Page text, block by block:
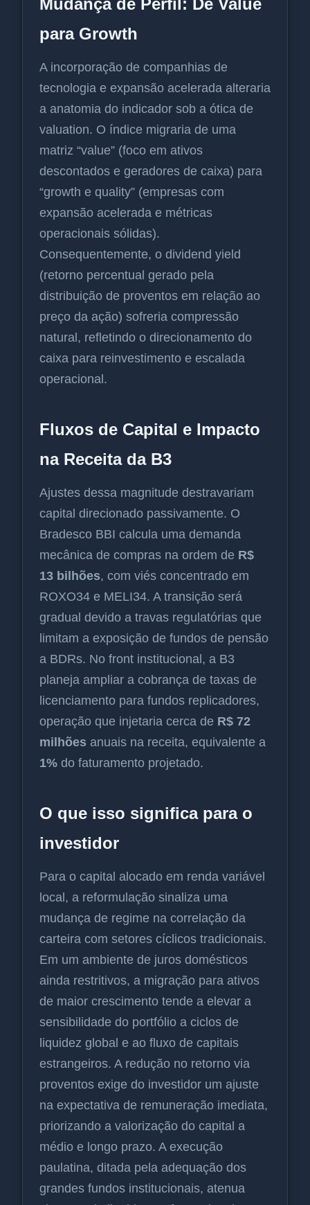
Mudança de Perfil: De Value
para Growth
A incorporação de companhias de
tecnologia e expansão acelerada alteraria
a anatomia do indicador sob a ótica de
valuation. O índice migraria de uma
matriz “value” (foco em ativos
descontados e geradores de caixa) para
“growth e quality” (empresas com
expansão acelerada e métricas
operacionais sólidas).
Consequentemente, o dividend yield
(retorno percentual gerado pela
distribuição de proventos em relação ao
preço da ação) sofreria compressão
natural, refletindo o direcionamento do
caixa para reinvestimento e escalada
operacional.
Fluxos de Capital e Impacto
na Receita da B3
Ajustes dessa magnitude destravariam
capital direcionado passivamente. O
Bradesco BBI calcula uma demanda
mecânica de compras na ordem de R$
13 bilhões, com viés concentrado em
ROXO34 e MELI34. A transição será
gradual devido a travas regulatórias que
limitam a exposição de fundos de pensão
a BDRs. No front institucional, a B3
planeja ampliar a cobrança de taxas de
licenciamento para fundos replicadores,
operação que injetaria cerca de R$ 72
milhões anuais na receita, equivalente a
1% do faturamento projetado.
O que isso significa para o
investidor
Para o capital alocado em renda variável
local, a reformulação sinaliza uma
mudança de regime na correlação da
carteira com setores cíclicos tradicionais.
Em um ambiente de juros domésticos
ainda restritivos, a migração para ativos
de maior crescimento tende a elevar a
sensibilidade do portfólio a ciclos de
liquidez global e ao fluxo de capitais
estrangeiros. A redução no retorno via
proventos exige do investidor um ajuste
na expectativa de remuneração imediata,
priorizando a valorização do capital a
médio e longo prazo. A execução
paulatina, ditada pela adequação dos
grandes fundos institucionais, atenua